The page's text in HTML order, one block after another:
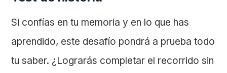
Si confías en tu memoria y en lo que has
aprendido, este desafío pondrá a prueba todo
tu saber. ¿Lograrás completar el recorrido sin